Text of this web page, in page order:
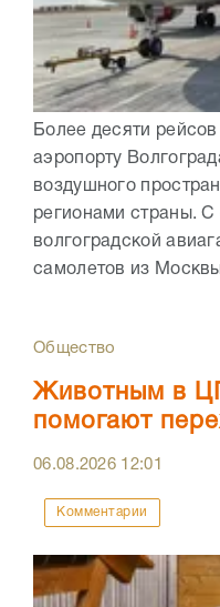
Более десяти
аэропорту
воздушного
регионами страны.
волгоградской
самолетов из
Общество
Животным в
помогают
06.08.2026 12:01
Комментарии